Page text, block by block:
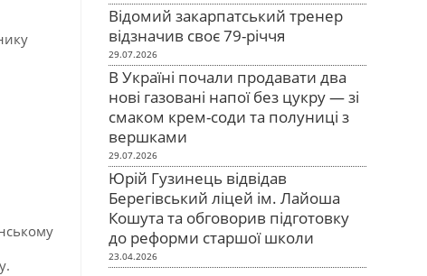
Відомий закарпатський тренер
відзначив своє 79-річчя
29.07.2026
В Україні почали продавати два
нові газовані напої без цукру — зі
смаком крем-соди та полуниці з
вершками
29.07.2026
Юрій Гузинець відвідав
Берегівський ліцей ім. Лайоша
Кошута та обговорив підготовку
до реформи старшої школи
23.04.2026